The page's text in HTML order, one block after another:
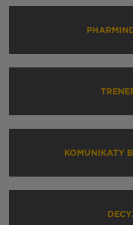
KOMUNIKATY